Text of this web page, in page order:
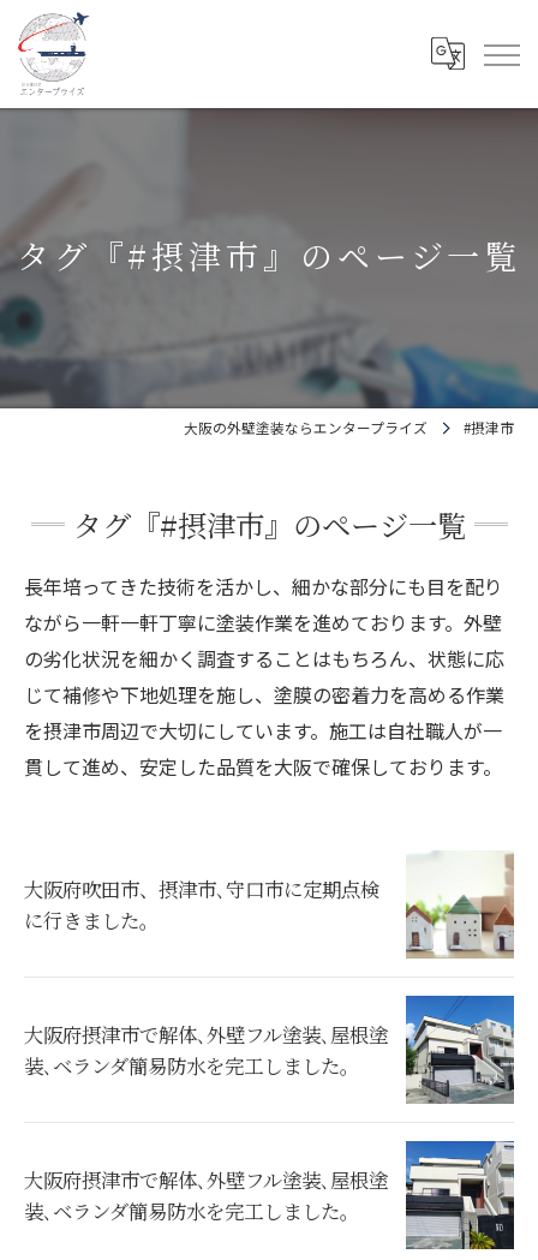
タグ『#摂津市』のページ一覧
大阪の外壁塗装ならエンタープライズ #摂津市
タグ『#摂津市』のページ一覧
長年培ってきた技術を活かし、細かな部分にも目を配り
ながら一軒一軒丁寧に塗装作業を進めております。外壁
の劣化状況を細かく調査することはもちろん、状態に応
じて補修や下地処理を施し、塗膜の密着力を高める作業
を摂津市周辺で大切にしています。施工は自社職人が一
貫して進め、安定した品質を大阪で確保しております。
大阪府吹田市、摂津市､守口市に定期点検
に行きました。
大阪府摂津市で解体､外壁フル塗装､屋根塗
装､ベランダ簡易防水を完工しました。
大阪府摂津市で解体､外壁フル塗装､屋根塗
装､ベランダ簡易防水を完工しました。